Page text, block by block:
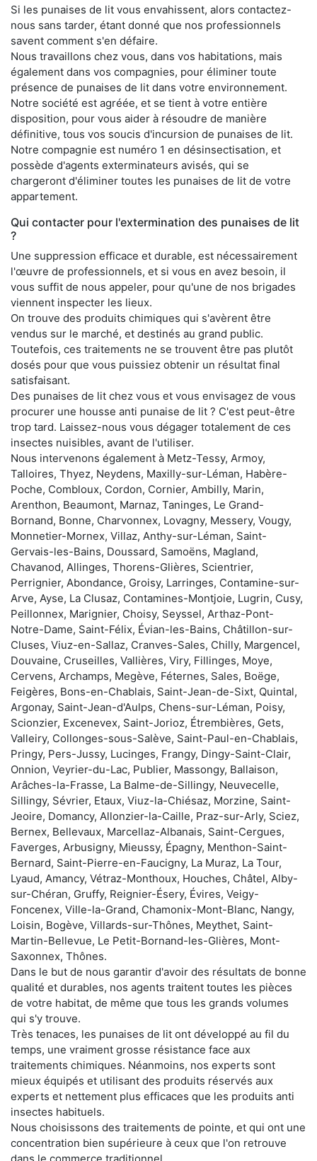
Si les punaises de lit vous envahissent, alors contactez-
nous sans tarder, étant donné que nos professionnels
savent comment s'en défaire.
Nous travaillons chez vous, dans vos habitations, mais
également dans vos compagnies, pour éliminer toute
présence de punaises de lit dans votre environnement.
Notre société est agréée, et se tient à votre entière
disposition, pour vous aider à résoudre de manière
définitive, tous vos soucis d'incursion de punaises de lit.
Notre compagnie est numéro 1 en désinsectisation, et
possède d'agents exterminateurs avisés, qui se
chargeront d'éliminer toutes les punaises de lit de votre
appartement.
Qui contacter pour l'extermination des punaises de lit
?
Une suppression efficace et durable, est nécessairement
l'œuvre de professionnels, et si vous en avez besoin, il
vous suffit de nous appeler, pour qu'une de nos brigades
viennent inspecter les lieux.
On trouve des produits chimiques qui s'avèrent être
vendus sur le marché, et destinés au grand public.
Toutefois, ces traitements ne se trouvent être pas plutôt
dosés pour que vous puissiez obtenir un résultat final
satisfaisant.
Des punaises de lit chez vous et vous envisagez de vous
procurer une housse anti punaise de lit ? C'est peut-être
trop tard. Laissez-nous vous dégager totalement de ces
insectes nuisibles, avant de l'utiliser.
Nous intervenons également à Metz-Tessy, Armoy,
Talloires, Thyez, Neydens, Maxilly-sur-Léman, Habère-
Poche, Combloux, Cordon, Cornier, Ambilly, Marin,
Arenthon, Beaumont, Marnaz, Taninges, Le Grand-
Bornand, Bonne, Charvonnex, Lovagny, Messery, Vougy,
Monnetier-Mornex, Villaz, Anthy-sur-Léman, Saint-
Gervais-les-Bains, Doussard, Samoëns, Magland,
Chavanod, Allinges, Thorens-Glières, Scientrier,
Perrignier, Abondance, Groisy, Larringes, Contamine-sur-
Arve, Ayse, La Clusaz, Contamines-Montjoie, Lugrin, Cusy,
Peillonnex, Marignier, Choisy, Seyssel, Arthaz-Pont-
Notre-Dame, Saint-Félix, Évian-les-Bains, Châtillon-sur-
Cluses, Viuz-en-Sallaz, Cranves-Sales, Chilly, Margencel,
Douvaine, Cruseilles, Vallières, Viry, Fillinges, Moye,
Cervens, Archamps, Megève, Féternes, Sales, Boëge,
Feigères, Bons-en-Chablais, Saint-Jean-de-Sixt, Quintal,
Argonay, Saint-Jean-d'Aulps, Chens-sur-Léman, Poisy,
Scionzier, Excenevex, Saint-Jorioz, Étrembières, Gets,
Valleiry, Collonges-sous-Salève, Saint-Paul-en-Chablais,
Pringy, Pers-Jussy, Lucinges, Frangy, Dingy-Saint-Clair,
Onnion, Veyrier-du-Lac, Publier, Massongy, Ballaison,
Arâches-la-Frasse, La Balme-de-Sillingy, Neuvecelle,
Sillingy, Sévrier, Etaux, Viuz-la-Chiésaz, Morzine, Saint-
Jeoire, Domancy, Allonzier-la-Caille, Praz-sur-Arly, Sciez,
Bernex, Bellevaux, Marcellaz-Albanais, Saint-Cergues,
Faverges, Arbusigny, Mieussy, Épagny, Menthon-Saint-
Bernard, Saint-Pierre-en-Faucigny, La Muraz, La Tour,
Lyaud, Amancy, Vétraz-Monthoux, Houches, Châtel, Alby-
sur-Chéran, Gruffy, Reignier-Ésery, Évires, Veigy-
Foncenex, Ville-la-Grand, Chamonix-Mont-Blanc, Nangy,
Loisin, Bogève, Villards-sur-Thônes, Meythet, Saint-
Martin-Bellevue, Le Petit-Bornand-les-Glières, Mont-
Saxonnex, Thônes.
Dans le but de nous garantir d'avoir des résultats de bonne
qualité et durables, nos agents traitent toutes les pièces
de votre habitat, de même que tous les grands volumes
qui s'y trouve.
Très tenaces, les punaises de lit ont développé au fil du
temps, une vraiment grosse résistance face aux
traitements chimiques. Néanmoins, nos experts sont
mieux équipés et utilisant des produits réservés aux
experts et nettement plus efficaces que les produits anti
insectes habituels.
Nous choisissons des traitements de pointe, et qui ont une
concentration bien supérieure à ceux que l'on retrouve